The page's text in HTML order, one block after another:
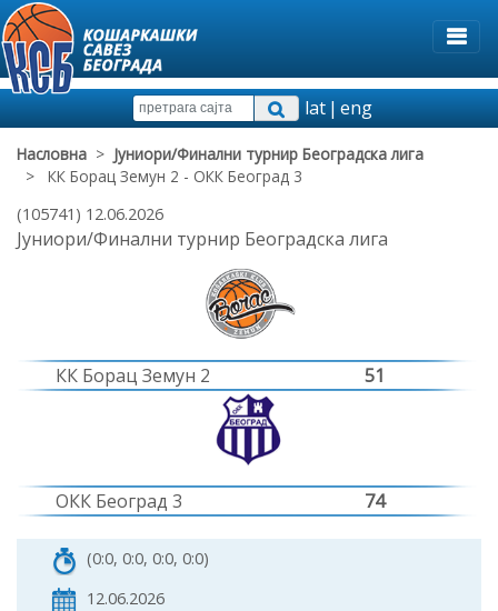
lat|eng
Насловна > Јуниори/Финални турнир Београдска лига
> КК Борац Земун 2 - ОКК Београд 3
(105741) 12.06.2026
Јуниори/Финални турнир Београдска лига
КК Борац Земун 2 51
ОКК Београд 3 74
(0:0, 0:0, 0:0, 0:0)
12.06.2026